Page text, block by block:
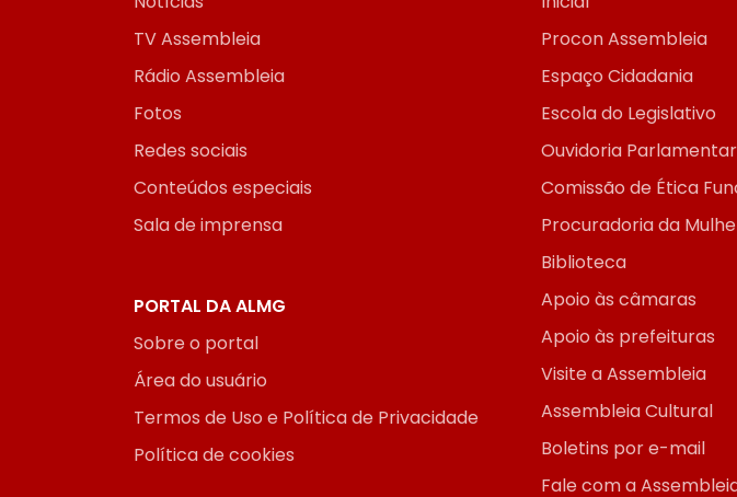
TV Assembleia
Rádio Assembleia
Fotos
Redes sociais
Conteúdos especiais
Sala de imprensa
Procon Assembleia
Espaço Cidadania
Escola do Legislativo
Ouvidoria Parlamentar
Comissão de Ética
Procuradoria da
Biblioteca
Apoio às câmaras
Apoio às prefeituras
Visite a Assembleia
Assembleia Cultural
Boletins por e-mail
Fale com a
PORTAL DA ALMG
Sobre o portal
Área do usuário
Termos de Uso e Política de Privacidade
Política de cookies